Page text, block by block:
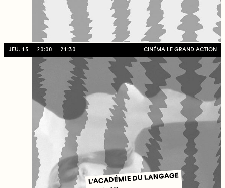
JEU. 15 20:00 21:30 CINÉMA LE GRAND ACTION
L’ACADÉMIE DU LANGAGE